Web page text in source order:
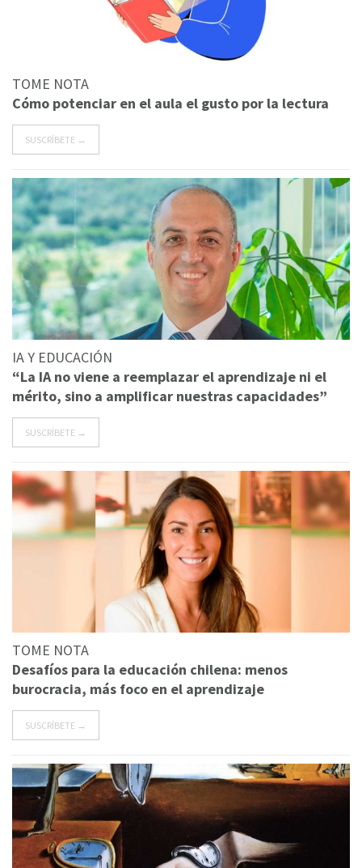
TOME NOTA
Cómo potenciar en el aula el gusto por la lectura
SUSCRÍBETE →
IA Y EDUCACIÓN
“La IA no viene a reemplazar el aprendizaje ni el
mérito, sino a amplificar nuestras capacidades”
SUSCRÍBETE →
TOME NOTA
Desafíos para la educación chilena: menos
burocracia, más foco en el aprendizaje
SUSCRÍBETE →